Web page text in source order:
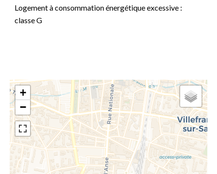
Logement à consommation énergétique excessive :
classe G
+
−